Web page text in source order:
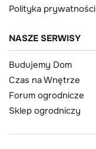
Polityka prywatności
NASZE SERWISY
Budujemy Dom
Czas na Wnętrze
Forum ogrodnicze
Sklep ogrodniczy